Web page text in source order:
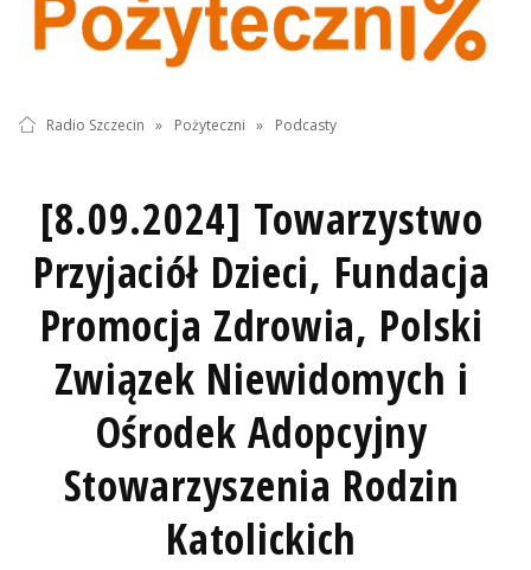
Radio Szczecin » Pożyteczni » Podcasty
[8.09.2024] Towarzystwo
Przyjaciół Dzieci, Fundacja
Promocja Zdrowia, Polski
Związek Niewidomych i
Ośrodek Adopcyjny
Stowarzyszenia Rodzin
Katolickich